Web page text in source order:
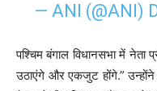
— ANI (@ANI)
पश्चिम बंगाल विधानसभा में नेता
उठाएंगे और एकजुट होंगे.”